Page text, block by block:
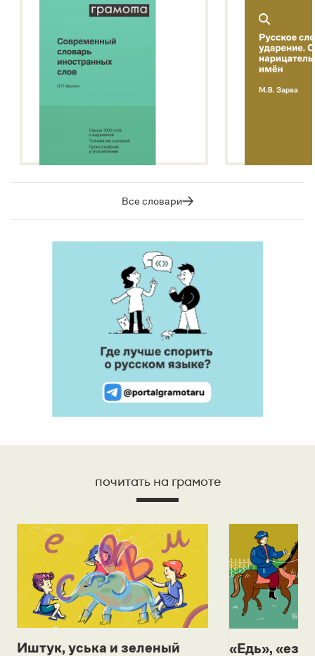
Все словари
почитать на грамоте
Иштук, уська и зеленый
«Едь»,